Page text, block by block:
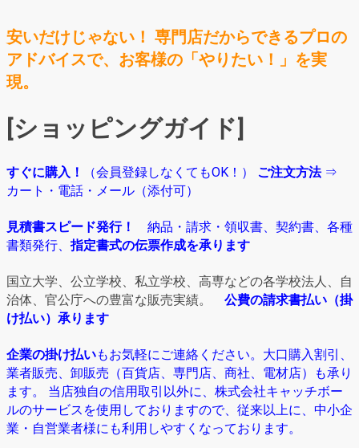
安いだけじゃない！ 専門店だからできるプロの
アドバイスで、お客様の「やりたい！」を実
現。
[ショッピングガイド]
すぐに購入！ （会員登録しなくてもOK！） ご注文方法⇒
カート・電話・メール（添付可）
見積書スピード発行！
納品・請求・領収書、契約書、各種
書類発行、指定書式の伝票作成を承ります
国立大学、公立学校、私立学校、高専などの各学校法人、自
治体、官公庁への豊富な販売実績。
公費の請求書払い（掛
け払い）承ります
企業の掛け払いもお気軽にご連絡ください。大口購入割引、
業者販売、卸販売（百貨店、専門店、商社、電材店）も承り
ます。 当店独自の信用取引以外に、株式会社キャッチボー
ルのサービスを使用しておりますので、従来以上に、中小企
業・自営業者様にも利用しやすくなっております。